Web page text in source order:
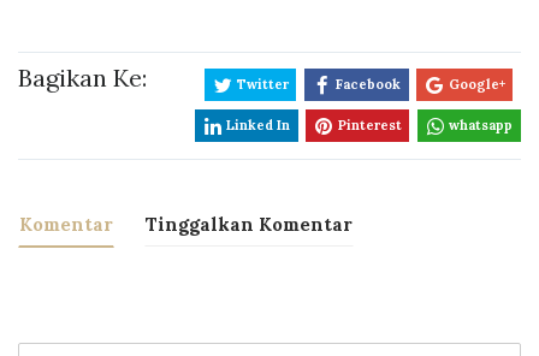
Bagikan Ke: Twitter Facebook Google+
Linked In Pinterest whatsapp
Komentar Tinggalkan Komentar